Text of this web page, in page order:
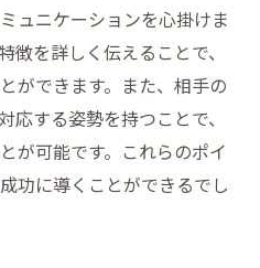
ュニケーションを心掛けま
徴を詳しく伝えることで、
ができます。また、相手の
応する姿勢を持つことで、
が可能です。これらのポイ
功に導くことができるでし